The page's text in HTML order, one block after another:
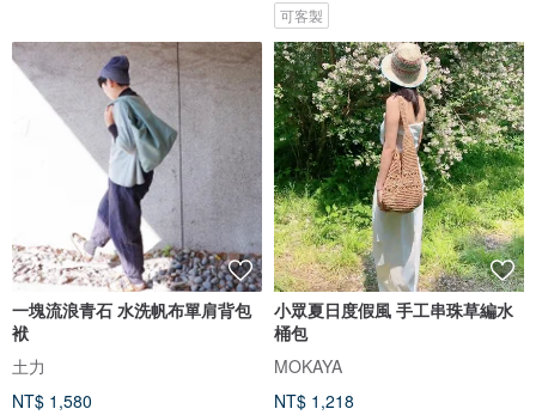
可客製
一塊流浪青石 水洗帆布單肩背包
袱
土力
NT$ 1,580
小眾夏日度假風 手工串珠草編水
桶包
MOKAYA
NT$ 1,218